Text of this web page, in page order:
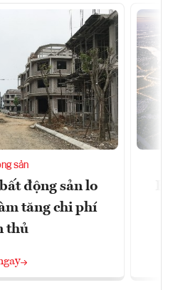
sản
động sản lo
tăng chi phí
thủ